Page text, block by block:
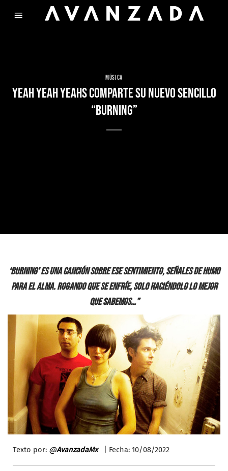
MÚSICA
YEAH YEAH YEAHS COMPARTE SU NUEVO SENCILLO
“BURNING”
‘Burning’ es una canción sobre ese sentimiento, señales de humo
para el alma. Rogando que se enfríe, solo haciéndolo lo mejor
que sabemos…”
Texto por: @AvanzadaMx| Fecha: 10/08/2022